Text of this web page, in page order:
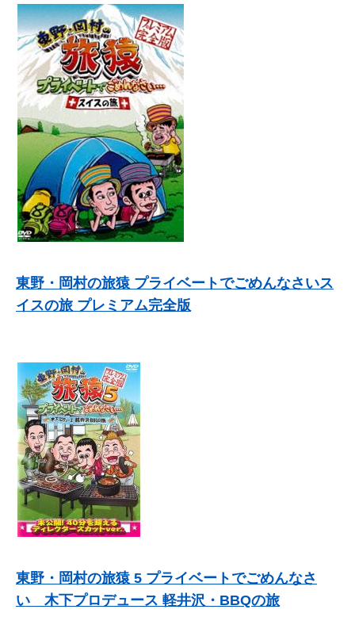
東野・岡村の旅猿 プライベートでごめんなさいス
イスの旅 プレミアム完全版
東野・岡村の旅猿 5 プライベートでごめんなさ
い 木下プロデュース 軽井沢・BBQの旅